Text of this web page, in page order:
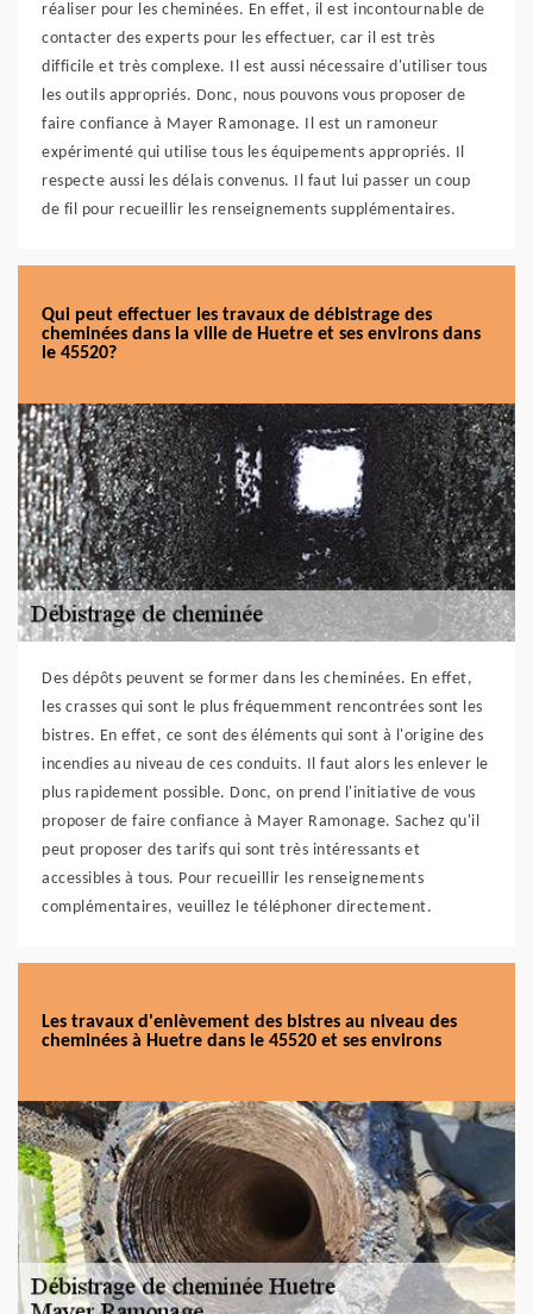
réaliser pour les cheminées. En effet, il est incontournable de
contacter des experts pour les effectuer, car il est très
difficile et très complexe. Il est aussi nécessaire d'utiliser tous
les outils appropriés. Donc, nous pouvons vous proposer de
faire confiance à Mayer Ramonage. Il est un ramoneur
expérimenté qui utilise tous les équipements appropriés. Il
respecte aussi les délais convenus. Il faut lui passer un coup
de fil pour recueillir les renseignements supplémentaires.
Qui peut effectuer les travaux de débistrage des
cheminées dans la ville de Huetre et ses environs dans
le 45520?
Des dépôts peuvent se former dans les cheminées. En effet,
les crasses qui sont le plus fréquemment rencontrées sont les
bistres. En effet, ce sont des éléments qui sont à l'origine des
incendies au niveau de ces conduits. Il faut alors les enlever le
plus rapidement possible. Donc, on prend l'initiative de vous
proposer de faire confiance à Mayer Ramonage. Sachez qu'il
peut proposer des tarifs qui sont très intéressants et
accessibles à tous. Pour recueillir les renseignements
complémentaires, veuillez le téléphoner directement.
Les travaux d'enlèvement des bistres au niveau des
cheminées à Huetre dans le 45520 et ses environs